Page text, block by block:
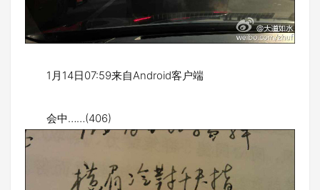
1月14日07:59来自Android客户端
会中……(406)